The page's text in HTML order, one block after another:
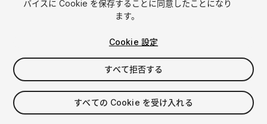
$35
消費税は決済時に計算されます
バイスに Cookie を保存することに同意したことになり
ます。
Cookie 設定
すべて拒否する
すべての Cookie を受け入れる